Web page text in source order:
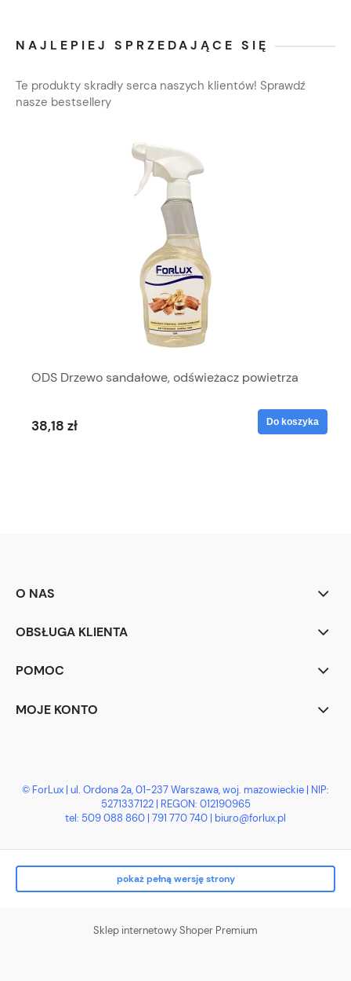
NAJLEPIEJ SPRZEDAJĄCE SIĘ
Te produkty skradły serca naszych klientów! Sprawdź
nasze bestsellery
ODS Drzewo sandałowe, odświeżacz powietrza
38,18 zł Do koszyka
O NAS
OBSŁUGA KLIENTA
POMOC
MOJE KONTO
© ForLux | ul. Ordona 2a, 01-237 Warszawa, woj. mazowieckie | NIP:
5271337122 | REGON: 012190965
tel: 509 088 860 | 791 770 740 | biuro@forlux.pl
pokaż pełną wersję strony
Sklep internetowy Shoper Premium